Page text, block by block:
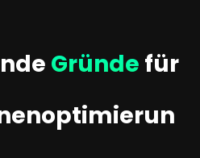
Gründe für